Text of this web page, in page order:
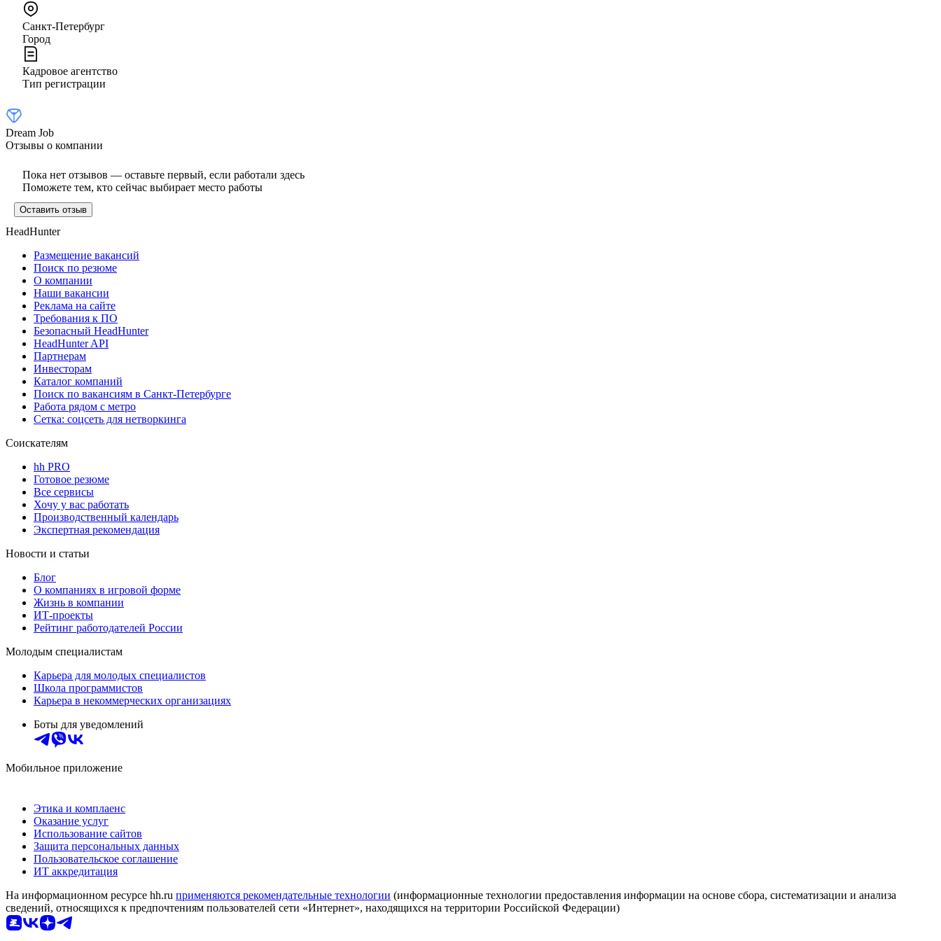
Санкт-Петербург
Город
Кадровое агентство
Тип регистрации
Dream Job
Отзывы о компании
Пока нет отзывов — оставьте первый, если работали здесь
Поможете тем, кто сейчас выбирает место работы
Оставить отзыв
HeadHunter
Размещение вакансий
Поиск по резюме
О компании
Наши вакансии
Реклама на сайте
Требования к ПО
Безопасный HeadHunter
HeadHunter API
Партнерам
Инвесторам
Каталог компаний
Поиск по вакансиям в Санкт-Петербурге
Работа рядом с метро
Сетка: соцсеть для нетворкинга
Соискателям
hh PRO
Готовое резюме
Все сервисы
Хочу у вас работать
Производственный календарь
Экспертная рекомендация
Новости и статьи
Блог
О компаниях в игровой форме
Жизнь в компании
ИТ-проекты
Рейтинг работодателей России
Молодым специалистам
Карьера для молодых специалистов
Школа программистов
Карьера в некоммерческих организациях
Боты для уведомлений
Мобильное приложение
Этика и комплаенс
Оказание услуг
Использование сайтов
Защита персональных данных
Пользовательское соглашение
ИТ аккредитация
На информационном ресурсе hh.ru применяются рекомендательные технологии (информационные технологии предоставления информации на основе сбора, систематизации и анализа
сведений, относящихся к предпочтениям пользователей сети «Интернет», находящихся на территории Российской Федерации)